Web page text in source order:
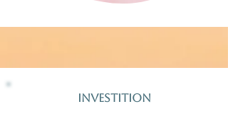
Investition